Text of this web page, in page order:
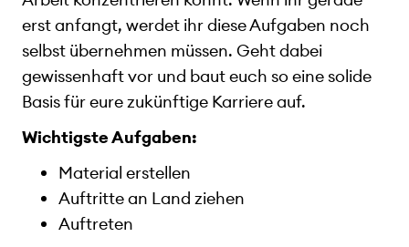
erst anfangt, werdet ihr diese Aufgaben noch
selbst übernehmen müssen. Geht dabei
gewissenhaft vor und baut euch so eine solide
Basis für eure zukünftige Karriere auf.
Wichtigste Aufgaben:
Material erstellen
Auftritte an Land ziehen
Auftreten